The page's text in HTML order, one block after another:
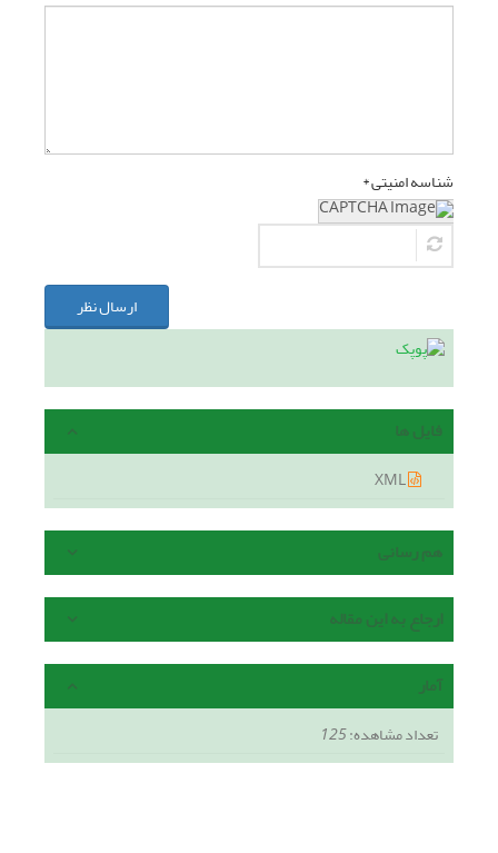
شناسه امنیتی *
ارسال نظر
فایل ها
هم رسانی
ارجاع به این مقاله
آمار
تعداد مشاهده:125